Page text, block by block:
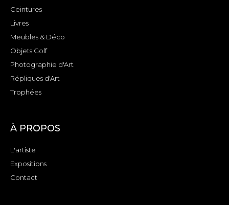
Ceintures
Livres
Meubles & Déco
Objets Golf
Photographie d'Art
Répliques d'Art
Trophées
À PROPOS
L'artiste
Expositions
Contact